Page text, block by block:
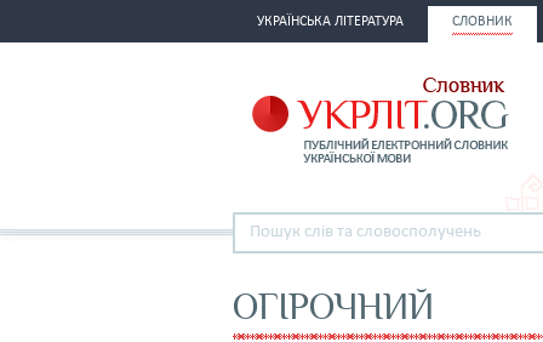
УКРАЇНСЬКА ЛІТЕРАТУРА СЛОВНИК
ОГІРОЧНИЙ